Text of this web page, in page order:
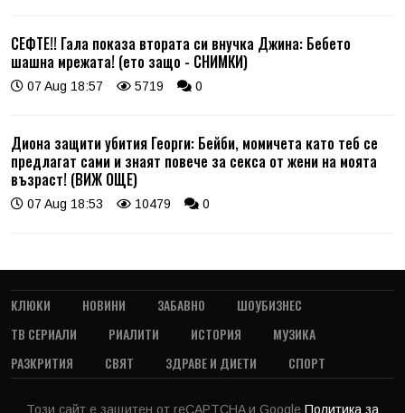
СЕФТЕ!! Гала показа втората си внучка Джина: Бебето
шашна мрежата! (ето защо - СНИМКИ)
07 Aug 18:57 5719 0
Диона защити убития Георги: Бейби, момичета като теб се
предлагат сами и знаят повече за секса от жени на моята
възраст! (ВИЖ ОЩЕ)
07 Aug 18:53 10479 0
КЛЮКИ НОВИНИ ЗАБАВНО
ШОУБИЗНЕС
ТВ СЕРИАЛИ
РИАЛИТИ ИСТОРИЯ
МУЗИКА
РАЗКРИТИЯ
СВЯТ ЗДРАВЕ И ДИЕТИ СПОРТ
Този сайт е защитен от reCAPTCHA и Google Политика за